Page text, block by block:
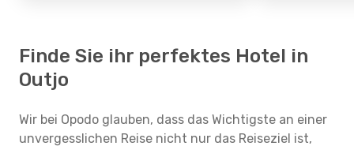
Finde Sie ihr perfektes Hotel in
Outjo
Wir bei Opodo glauben, dass das Wichtigste an einer
unvergesslichen Reise nicht nur das Reiseziel ist,